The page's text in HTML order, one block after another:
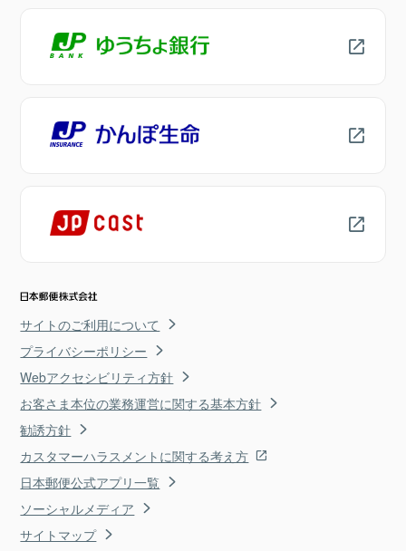
サイトのご利用について
プライバシーポリシー
Webアクセシビリティ方針
お客さま本位の業務運営に関する基本方針
勧誘方針
カスタマーハラスメントに関する考え方
日本郵便公式アプリ一覧
ソーシャルメディア
サイトマップ